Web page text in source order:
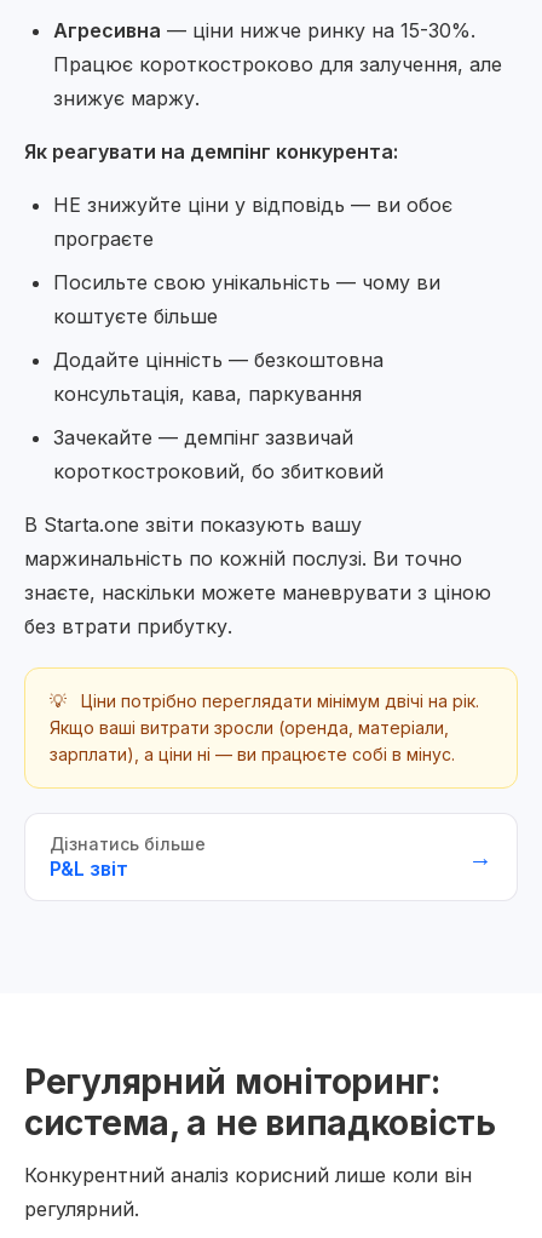
Агресивна — ціни нижче ринку на 15-30%.
Працює короткостроково для залучення, але
знижує маржу.
Як реагувати на демпінг конкурента:
НЕ знижуйте ціни у відповідь — ви обоє
програєте
Посильте свою унікальність — чому ви
коштуєте більше
Додайте цінність — безкоштовна
консультація, кава, паркування
Зачекайте — демпінг зазвичай
короткостроковий, бо збитковий
В Starta.one звіти показують вашу
маржинальність по кожній послузі. Ви точно
знаєте, наскільки можете маневрувати з ціною
без втрати прибутку.
💡
Ціни потрібно переглядати мінімум двічі на рік.
Якщо ваші витрати зросли (оренда, матеріали,
зарплати), а ціни ні — ви працюєте собі в мінус.
Дізнатись більше
P&L звіт →
Регулярний моніторинг:
система, а не випадковість
Конкурентний аналіз корисний лише коли він
регулярний.